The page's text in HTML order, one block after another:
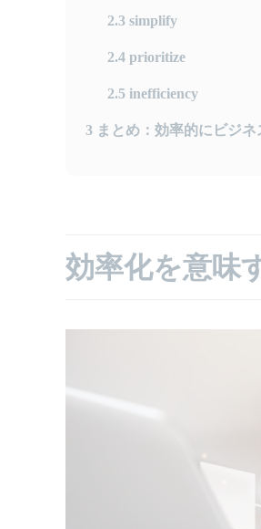
2.3 simplify
2.4 prioritize
2.5 inefficiency
3 まとめ：効率的にビジネ
効率化を意味